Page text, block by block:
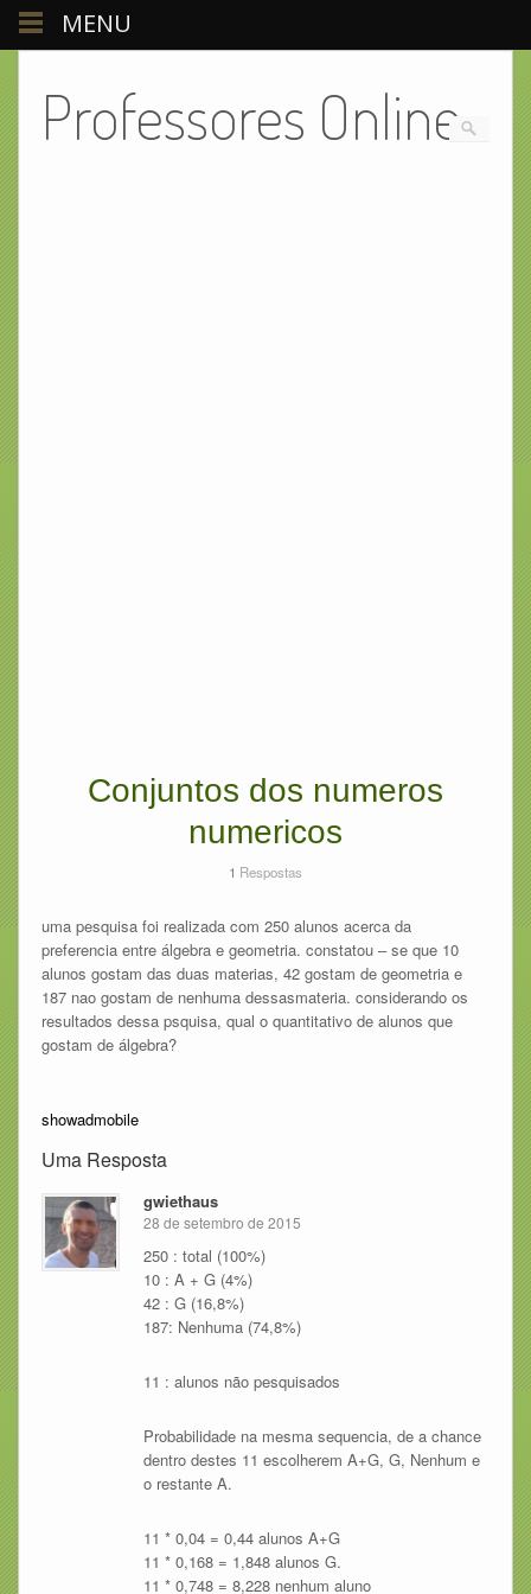
Professores Online
Conjuntos dos numeros
numericos
1 Respostas
uma pesquisa foi realizada com 250 alunos acerca da
preferencia entre álgebra e geometria. constatou – se que 10
alunos gostam das duas materias, 42 gostam de geometria e
187 nao gostam de nenhuma dessasmateria. considerando os
resultados dessa psquisa, qual o quantitativo de alunos que
gostam de álgebra?
showadmobile
Uma Resposta
gwiethaus
28 de setembro de 2015
250 : total (100%)
10 : A + G (4%)
42 : G (16,8%)
187: Nenhuma (74,8%)
11 : alunos não pesquisados
Probabilidade na mesma sequencia, de a chance
dentro destes 11 escolherem A+G, G, Nenhum e
o restante A.
11 * 0,04 = 0,44 alunos A+G
11 * 0,168 = 1,848 alunos G.
11 * 0,748 = 8,228 nenhum aluno
MENU